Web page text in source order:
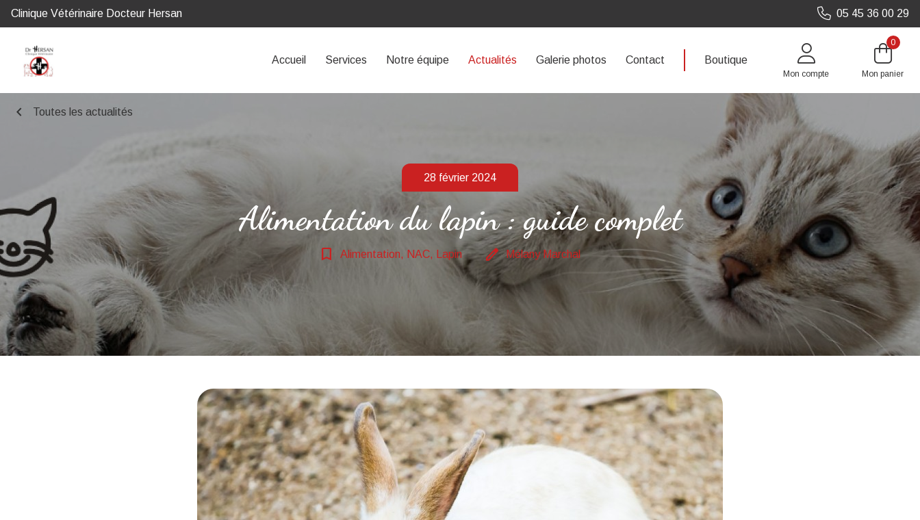
Clinique Vétérinaire Docteur Hersan 05 45 36 00 29
Accueil Services Notre équipe Actualités Galerie photos Contact Boutique
Mon compte
0
Mon panier
chevron_left Toutes les actualités
28 février 2024
Alimentation du lapin : guide complet
bookmark_border Alimentation, NAC, Lapin edit Mélany Marchal